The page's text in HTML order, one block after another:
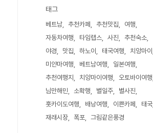
태그
베트남 추천카페 추천맛집
여행
자동차여행
타임랩스 사진
추천숙소
야경
맛집 하노이 태국여행
치앙마이
미얀마여행
베트남여행
일본여행
추천여행지
치앙마이여행
오토바이여행
님만해민
소확행 별일주
별사진
홋카이도여행
배낭여행 이쁜카페
태국
재래시장
폭포 그림같은풍경